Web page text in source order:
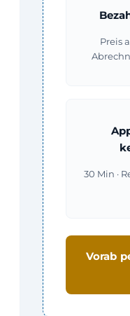
Preis
30 Min ·
Vorab